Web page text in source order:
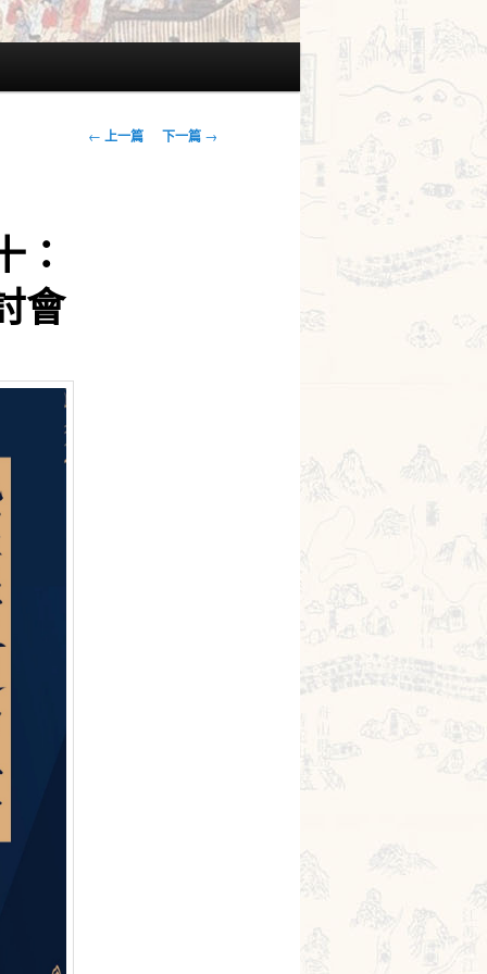
文
← 上一篇 下一篇 →
：
會